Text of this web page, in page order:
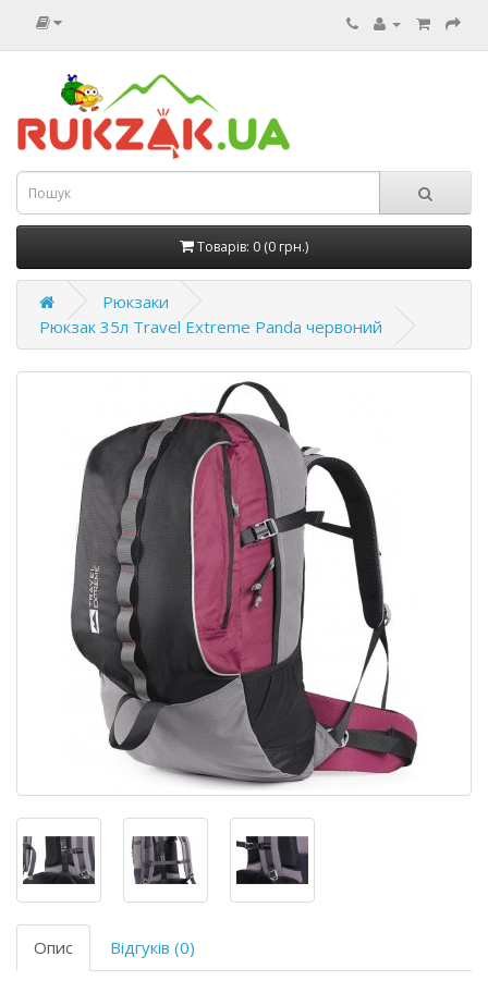
Товарів: 0 (0 грн.)
Рюкзаки
Рюкзак 35л Travel Extreme Panda червоний
Опис Відгуків (0)